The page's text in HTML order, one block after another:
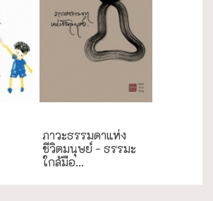
ภาวะธรรมดาแห่ง
ชีวิตมนุษย์ - ธรรมะ
ใกล้มือ...